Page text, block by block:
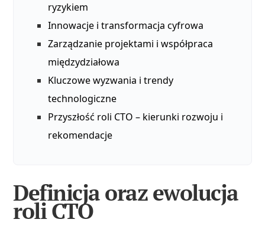
ryzykiem
Innowacje i transformacja cyfrowa
Zarządzanie projektami i współpraca
międzydziałowa
Kluczowe wyzwania i trendy
technologiczne
Przyszłość roli CTO – kierunki rozwoju i
rekomendacje
Definicja oraz ewolucja
roli CTO